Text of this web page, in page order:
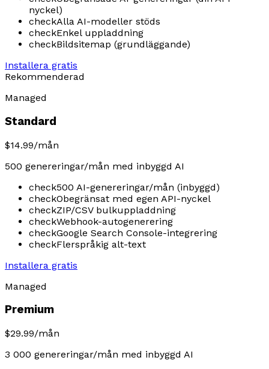
nyckel)
checkAlla AI-modeller stöds
checkEnkel uppladdning
checkBildsitemap (grundläggande)
Installera gratis
Rekommenderad
Managed
Standard
$14.99/mån
500 genereringar/mån med inbyggd AI
check500 AI-genereringar/mån (inbyggd)
checkObegränsat med egen API-nyckel
checkZIP/CSV bulkuppladdning
checkWebhook-autogenerering
checkGoogle Search Console-integrering
checkFlerspråkig alt-text
Installera gratis
Managed
Premium
$29.99/mån
3 000 genereringar/mån med inbyggd AI